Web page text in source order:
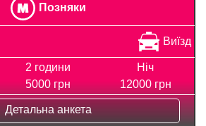
Позняки
Виїзд
2 години
5000 грн
Ніч
12000 грн
Детальна анкета